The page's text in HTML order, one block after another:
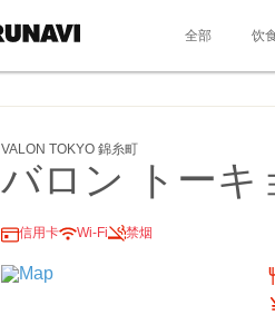
全部 饮
VALON TOKYO 錦糸町
バロン トーキ
信用卡 Wi-Fi 禁烟